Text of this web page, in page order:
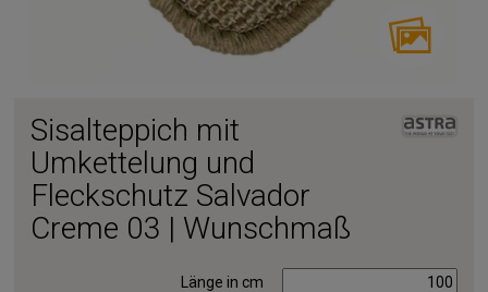
Sisalteppich mit
Umkettelung und
Fleckschutz Salvador
Creme 03 | Wunschmaß
Länge in cm